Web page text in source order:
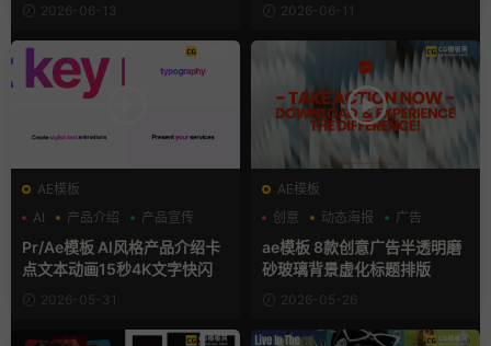
2026-06-13 2026-06-11
AE模板
AI
产品介绍 产品宣传
Pr/Ae模板 AI风格产品介绍卡
点文本动画15秒4K文字快闪
2026-05-31
AE模板
创意
动态海报 广告
ae模板 8款创意广告半透明磨
砂玻璃背景虚化标题排版
2026-05-26